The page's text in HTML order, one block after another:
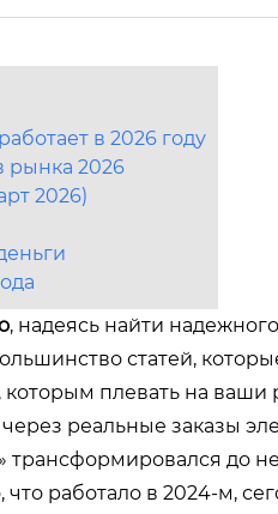
в 2026 году
рынка 2026
2026)
, надеясь найти
статей,
плевать на ваши
реальные заказы
трансформировался до
работало в 2024-м,